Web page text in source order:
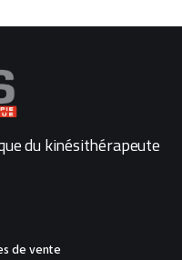
du kinésithérapeute
de vente